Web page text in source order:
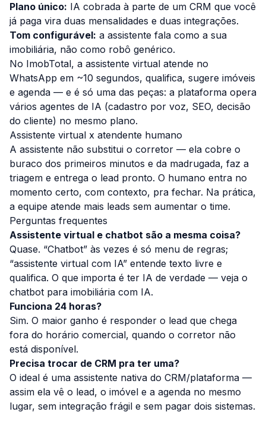
Plano único: IA cobrada à parte de um CRM que você
já paga vira duas mensalidades e duas integrações.
Tom configurável: a assistente fala como a sua
imobiliária, não como robô genérico.
No ImobTotal, a assistente virtual atende no
WhatsApp em ~10 segundos, qualifica, sugere imóveis
e agenda — e é só uma das peças: a plataforma opera
vários agentes de IA (cadastro por voz, SEO, decisão
do cliente) no mesmo plano.
Assistente virtual x atendente humano
A assistente não substitui o corretor — ela cobre o
buraco dos primeiros minutos e da madrugada, faz a
triagem e entrega o lead pronto. O humano entra no
momento certo, com contexto, pra fechar. Na prática,
a equipe atende mais leads sem aumentar o time.
Perguntas frequentes
Assistente virtual e chatbot são a mesma coisa?
Quase. “Chatbot” às vezes é só menu de regras;
“assistente virtual com IA” entende texto livre e
qualifica. O que importa é ter IA de verdade — veja o
chatbot para imobiliária com IA.
Funciona 24 horas?
Sim. O maior ganho é responder o lead que chega
fora do horário comercial, quando o corretor não
está disponível.
Precisa trocar de CRM pra ter uma?
O ideal é uma assistente nativa do CRM/plataforma —
assim ela vê o lead, o imóvel e a agenda no mesmo
lugar, sem integração frágil e sem pagar dois sistemas.